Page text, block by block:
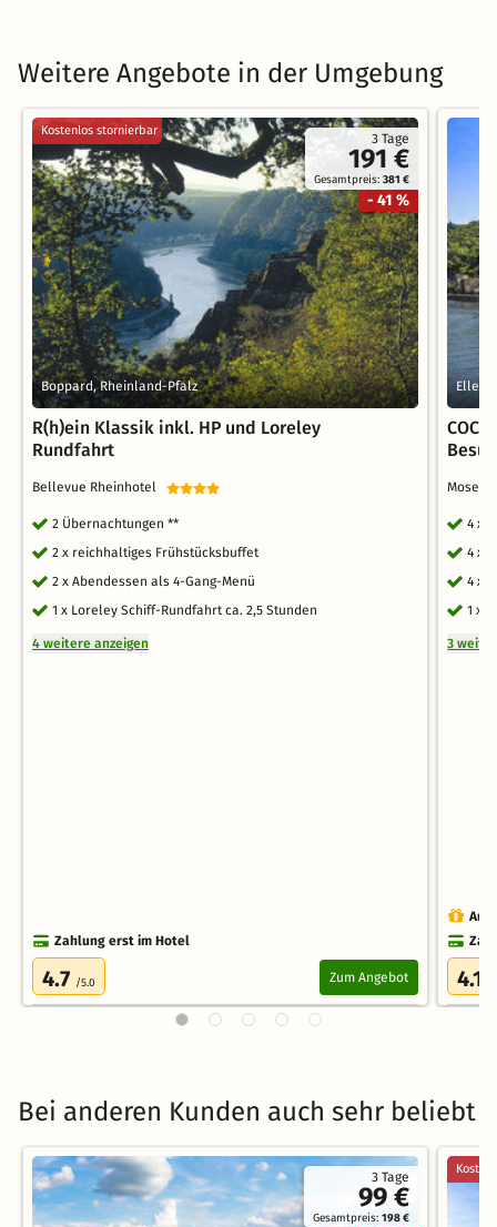
Weitere Angebote in der Umgebung
3 Tage
191 €
Gesamtpreis:381 €
- 41 %
Kostenlos stornierbar
Boppard, Rheinland-Pfalz
R(h)ein Klassik inkl. HP und Loreley
Rundfahrt
Bellevue Rheinhotel
2 Übernachtungen **
2 x reichhaltiges Frühstücksbuffet
2 x Abendessen als 4-Gang-Menü
1 x Loreley Schiff-Rundfahrt ca. 2,5 Stunden
4 weitere anzeigen
Zahlung erst im Hotel
4.7 /5.0 Zum Angebot
4 x
4 x
4 x
1 x
3
4.1
Bei anderen Kunden auch sehr beliebt
3 Tage
99 €
Gesamtpreis:198 €